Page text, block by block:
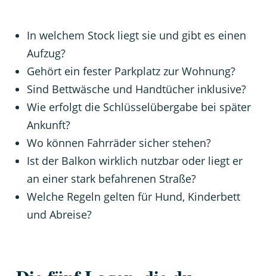
In welchem Stock liegt sie und gibt es einen
Aufzug?
Gehört ein fester Parkplatz zur Wohnung?
Sind Bettwäsche und Handtücher inklusive?
Wie erfolgt die Schlüsselübergabe bei später
Ankunft?
Wo können Fahrräder sicher stehen?
Ist der Balkon wirklich nutzbar oder liegt er
an einer stark befahrenen Straße?
Welche Regeln gelten für Hund, Kinderbett
und Abreise?